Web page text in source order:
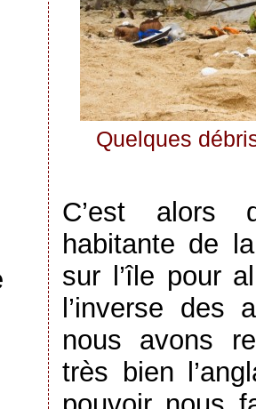
Quelques
C’est alors
habitante de
sur l’île pour
l’inverse des
nous avons
très bien